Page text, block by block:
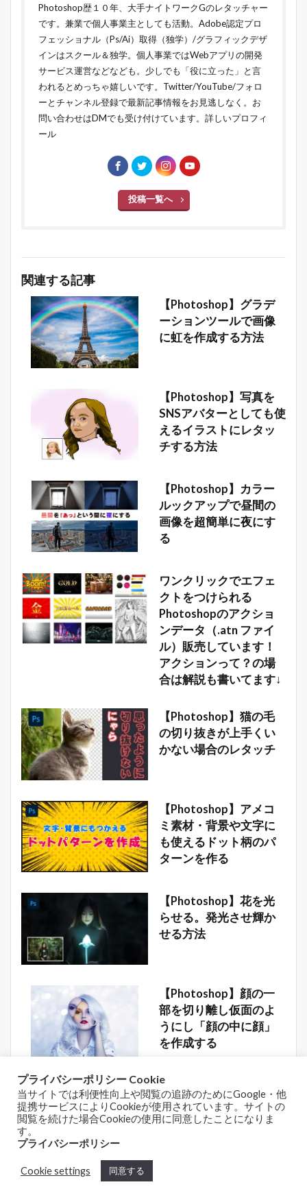
Photoshop歴１０年、大手ナイトワークGのレタッチャー
です。兼業で個人事業主としても活動。Adobe認定プロ
フェッショナル（Ps/Ai）取得（独学）/グラフィックデザ
インはスクール＆独学。個人事業ではWebアプリの開発
サービス運営などなども。少しでも「役に立った」と言
われるとめっちゃ嬉しいです。Twitter/YouTube/フォロ
ーとチャンネル登録で最新記事情報をお見逃しなく。お
問い合わせはDMでも受け付けています。 詳しいプロフィ
ール
投稿一覧へ
関連する記事
【Photoshop】グラデ
ーションツールで画像
に虹を作成する方法
【Photoshop】写真を
SNSアバターとしても使
えるイラストにレタッ
チする方法
【Photoshop】カラー
ルックアップで昼間の
画像を超簡単に夜にす
る
ワンクリックでエフェ
クトをつけられる
Photoshopのアクショ
ンデータ（.atn ファイ
ル）販売しています！
アクションって？の場
合は解説も書いてます↓
【Photoshop】猫の毛
の切り抜きが上手くい
かない場合のレタッチ
【Photoshop】アメコ
ミ素材・背景や文字に
も使えるドット柄のパ
ターンを作る
【Photoshop】花を光
らせる。発光させ輝か
せる方法
【Photoshop】顔の一
部を切り離し仮面のよ
うにし「顔の中に顔」
を作成する
コメントを書く
メールアドレスが公開されることはありません。
欄は必須項目です
コメント※
プライバシーポリシー Cookie
当サイトでは利便性向上や閲覧の追跡のためにGoogle・他
提携サービスによりCookieが使用されています。サイトの
閲覧を続けた場合Cookieの使用に同意したことになりま
す。
プライバシーポリシー
Cookie settings 同意する